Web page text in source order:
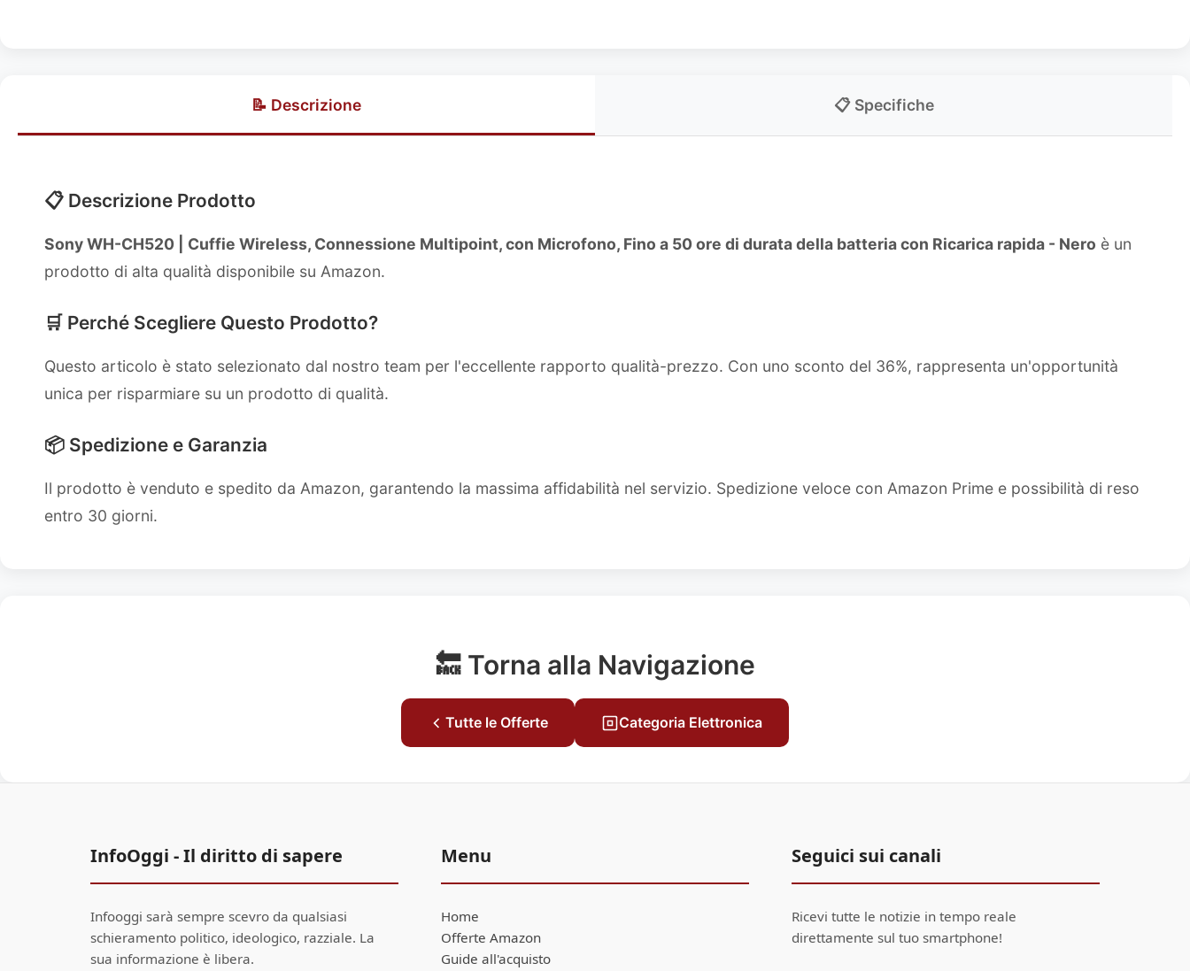
📝 Descrizione 📋 Specifiche
📋 Descrizione Prodotto
Sony WH-CH520 | Cuffie Wireless, Connessione Multipoint, con Microfono, Fino a 50 ore di durata della batteria con Ricarica rapida - Nero è un
prodotto di alta qualità disponibile su Amazon.
🛒 Perché Scegliere Questo Prodotto?
Questo articolo è stato selezionato dal nostro team per l'eccellente rapporto qualità-prezzo. Con uno sconto del 36%, rappresenta un'opportunità
unica per risparmiare su un prodotto di qualità.
📦 Spedizione e Garanzia
Il prodotto è venduto e spedito da Amazon, garantendo la massima affidabilità nel servizio. Spedizione veloce con Amazon Prime e possibilità di reso
entro 30 giorni.
🔙 Torna alla Navigazione
Tutte le Offerte Categoria Elettronica
InfoOggi - Il diritto di sapere
Infooggi sarà sempre scevro da qualsiasi
schieramento politico, ideologico, razziale. La
sua informazione è libera.
Menu
Home
Offerte Amazon
Guide all'acquisto
Seguici sui canali
Ricevi tutte le notizie in tempo reale
direttamente sul tuo smartphone!